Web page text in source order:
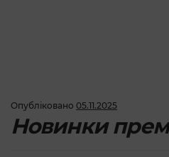
Опубліковано 05.11.2025
Новинки